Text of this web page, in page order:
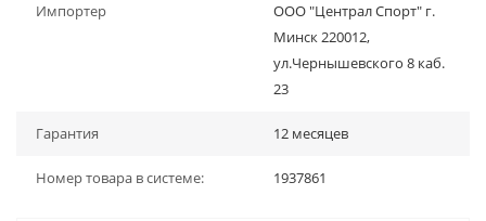
Импортер
ООО "Централ Спорт" г.
Минск 220012,
ул.Чернышевского 8 каб.
23
Гарантия 12 месяцев
Номер товара в системе: 1937861